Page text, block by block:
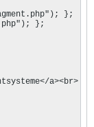
};
};
a><br>